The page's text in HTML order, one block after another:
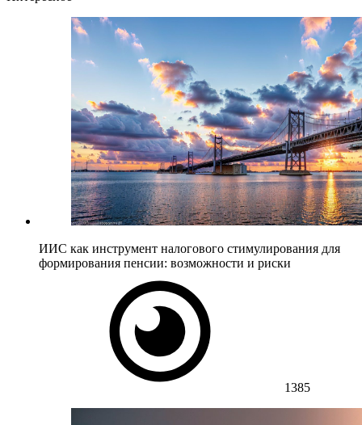
ИИС как инструмент налогового стимулирования для
формирования пенсии: возможности и риски
1385